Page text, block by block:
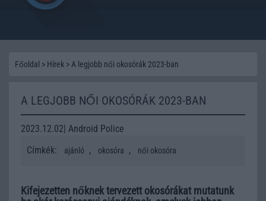
Főoldal > Hírek > A legjobb női okosórák 2023-ban
A LEGJOBB NŐI OKOSÓRÁK 2023-BAN
2023.12.02| Android Police
Címkék:
ajánló , okosóra , női okosóra
Kifejezetten nőknek tervezett okosórákat mutatunk